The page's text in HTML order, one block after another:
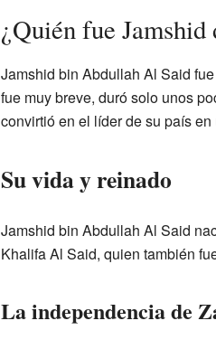
¿Quién fue Jamshid
Jamshid bin Abdullah Al Said
fue muy breve, duró solo unos
convirtió en el líder de su país
Su vida y reinado
Jamshid bin Abdullah Al Said
Khalifa Al Said, quien también
La independencia de